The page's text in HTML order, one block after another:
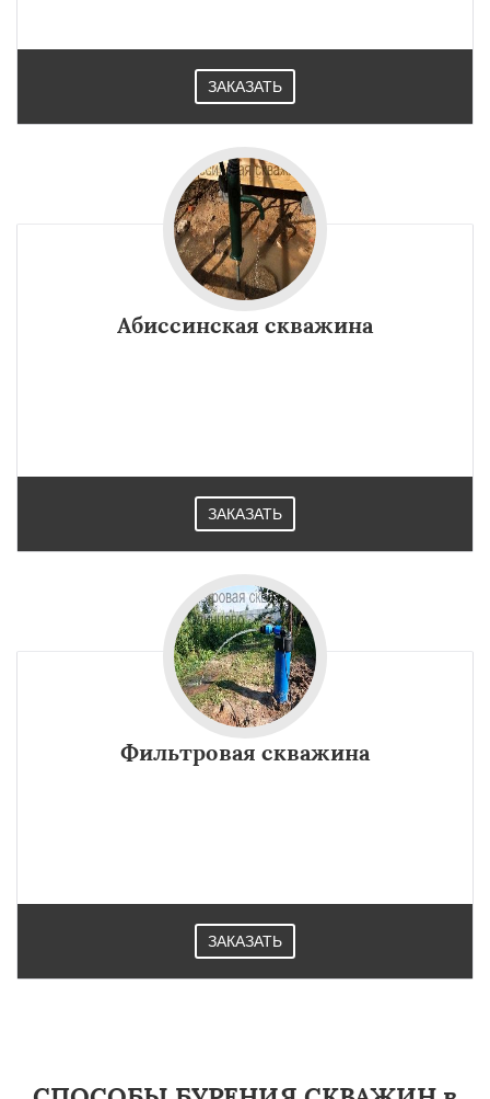
ЗАКАЗАТЬ
Абиссинская скважина
ЗАКАЗАТЬ
Фильтровая скважина
ЗАКАЗАТЬ